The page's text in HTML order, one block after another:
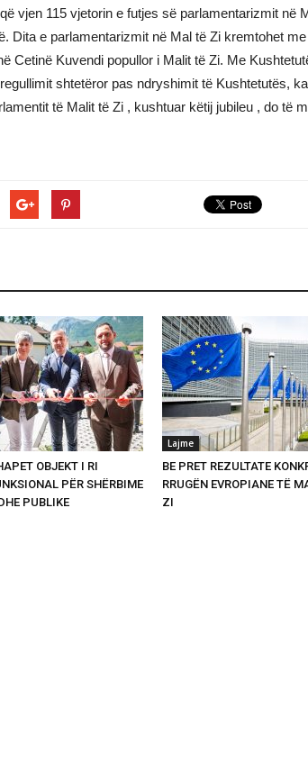
vjen 115 vjetorin e futjes së parlamentarizmit në
Dita e parlamentarizmit në Mal të Zi kremtohet
Cetinë Kuvendi popullor i Malit të Zi. Me
shtetëror pas ndryshimit të Kushtetutës,
të Malit të Zi , kushtuar këtij jubileu , do të
OBJEKT I RI
PËR SHËRBIME
PUBLIKE
Lajme
BE PRET REZULTATE
RRUGËN EVROPIANE TË
ZI